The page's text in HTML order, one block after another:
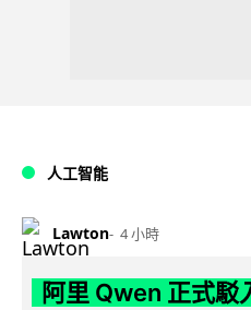
人工智能
Lawton 4 小時
阿里 Qwen 正式駁